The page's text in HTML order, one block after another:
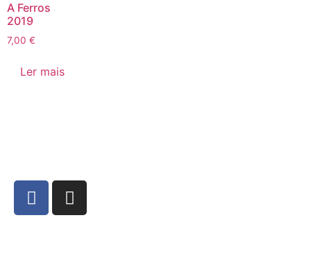
A Ferros
2019
7,00 €
Ler mais